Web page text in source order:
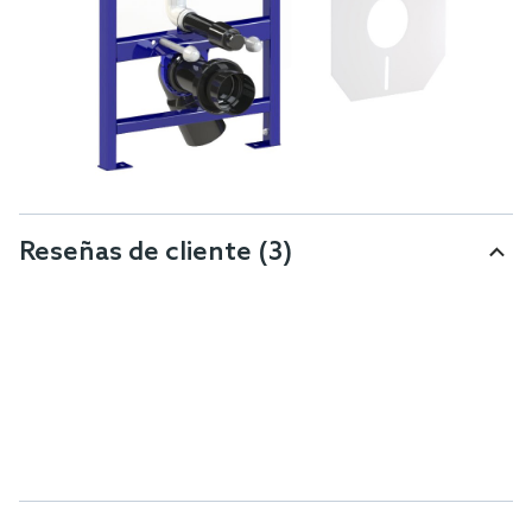
Reseñas de cliente (3)